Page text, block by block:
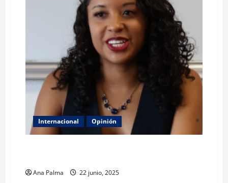
Internacional Opinión
Ana Palma 22 junio, 2025